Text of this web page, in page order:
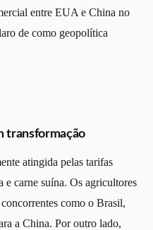
entre EUA e China no
de como geopolítica
transformação
atingida pelas tarifas
e carne suína. Os agricultores
como o Brasil,
a China. Por outro lado,